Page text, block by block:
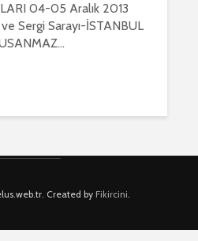
04-05 Aralık 2013
Sergi Sarayı-İSTANBUL
Created by Fikircini.